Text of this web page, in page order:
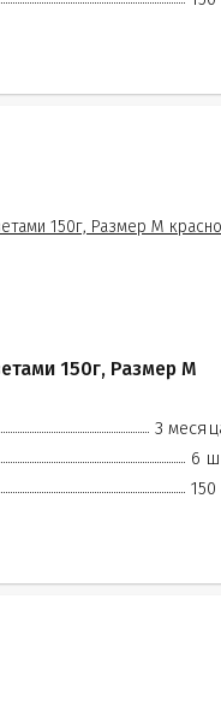
150г, Размер М
3
6
150